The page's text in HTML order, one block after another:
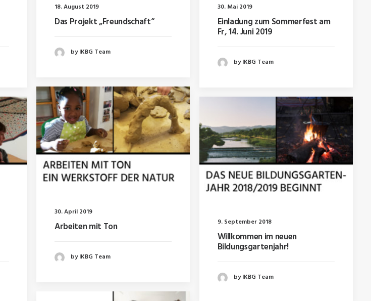
18. August 2019
Das Projekt „Freundschaft“
by IKBG Team
30. Mai 2019
Einladung zum Sommerfest am
Fr, 14. Juni 2019
by IKBG Team
30. April 2019
Arbeiten mit Ton
by IKBG Team
9. September 2018
Willkommen im neuen
Bildungsgartenjahr!
by IKBG Team